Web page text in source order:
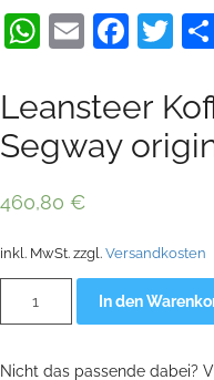
WhatsApp
Email
Leansteer
Segway
460,80 €
inkl. MwSt. zzgl. Versandkosten
Koffer
wasserdicht
Menge
In den
Nicht das passende dabei?